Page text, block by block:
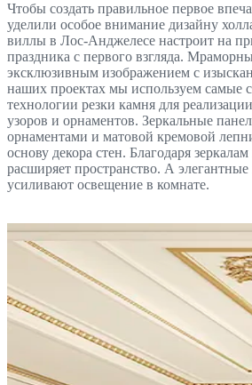
Чтобы создать правильное первое
уделили особое внимание дизайну
виллы в Лос-Анджелесе настроит на
праздника с первого взгляда.
эксклюзивным изображением с
наших проектах мы используем самые
технологии резки камня для
узоров и орнаментов. Зеркальные
орнаментами и матовой кремовой
основу декора стен. Благодаря
расширяет пространство. А
усиливают освещение в комнате.